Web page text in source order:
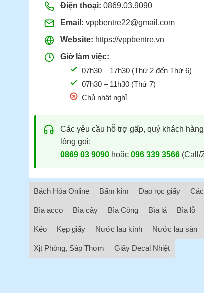
Điện thoại: 0869.03.9090
Email: vppbentre22@gmail.com
Website: https://vppbentre.vn
Giờ làm việc:
07h30 – 17h30 (Thứ 2 đến Thứ 6)
07h30 – 11h30 (Thứ 7)
Chủ nhật nghỉ
Các yêu cầu hỗ trợ gấp, quý khách
lòng gọi:
0869 03 9090hoặc 096 339 3566(Call/
Bách Hóa Online Bấm kim Dao rọc giấy
Bìa acco Bìa cây Bìa Còng Bìa lá Bìa lỗ
Kéo Kẹp giấy Nước lau kính Nước lau sàn
Xịt Phòng, Sáp Thơm Giấy Decal Nhiệt